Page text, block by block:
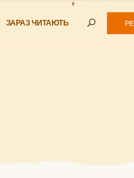
ЗАРАЗ ЧИТАЮТЬ